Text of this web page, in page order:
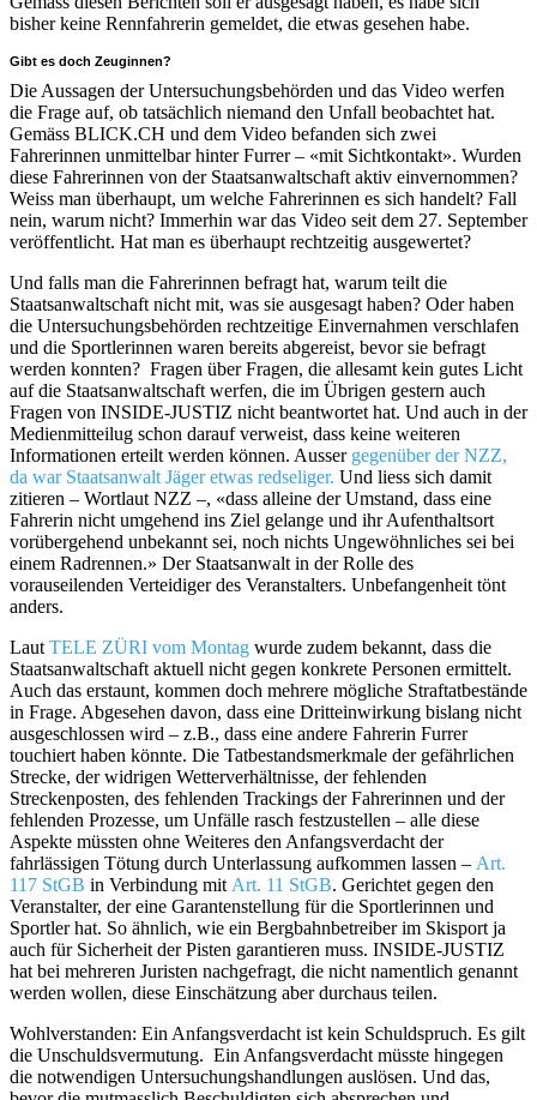
bisher keine Rennfahrerin gemeldet, die etwas gesehen habe.
Gibt es doch Zeuginnen?
Die Aussagen der Untersuchungsbehörden und das Video werfen
die Frage auf, ob tatsächlich niemand den Unfall beobachtet hat.
Gemäss BLICK.CH und dem Video befanden sich zwei
Fahrerinnen unmittelbar hinter Furrer – «mit Sichtkontakt». Wurden
diese Fahrerinnen von der Staatsanwaltschaft aktiv einvernommen?
Weiss man überhaupt, um welche Fahrerinnen es sich handelt? Fall
nein, warum nicht? Immerhin war das Video seit dem 27. September
veröffentlicht. Hat man es überhaupt rechtzeitig ausgewertet?
Und falls man die Fahrerinnen befragt hat, warum teilt die
Staatsanwaltschaft nicht mit, was sie ausgesagt haben? Oder haben
die Untersuchungsbehörden rechtzeitige Einvernahmen verschlafen
und die Sportlerinnen waren bereits abgereist, bevor sie befragt
werden konnten? Fragen über Fragen, die allesamt kein gutes Licht
auf die Staatsanwaltschaft werfen, die im Übrigen gestern auch
Fragen von INSIDE-JUSTIZ nicht beantwortet hat. Und auch in der
Medienmitteilug schon darauf verweist, dass keine weiteren
Informationen erteilt werden können. Ausser gegenüber der NZZ,
da war Staatsanwalt Jäger etwas redseliger. Und liess sich damit
zitieren – Wortlaut NZZ –, «dass alleine der Umstand, dass eine
Fahrerin nicht umgehend ins Ziel gelange und ihr Aufenthaltsort
vorübergehend unbekannt sei, noch nichts Ungewöhnliches sei bei
einem Radrennen.» Der Staatsanwalt in der Rolle des
vorauseilenden Verteidiger des Veranstalters. Unbefangenheit tönt
anders.
Laut TELE ZÜRI vom Montag wurde zudem bekannt, dass die
Staatsanwaltschaft aktuell nicht gegen konkrete Personen ermittelt.
Auch das erstaunt, kommen doch mehrere mögliche Straftatbestände
in Frage. Abgesehen davon, dass eine Dritteinwirkung bislang nicht
ausgeschlossen wird – z.B., dass eine andere Fahrerin Furrer
touchiert haben könnte. Die Tatbestandsmerkmale der gefährlichen
Strecke, der widrigen Wetterverhältnisse, der fehlenden
Streckenposten, des fehlenden Trackings der Fahrerinnen und der
fehlenden Prozesse, um Unfälle rasch festzustellen – alle diese
Aspekte müssten ohne Weiteres den Anfangsverdacht der
fahrlässigen Tötung durch Unterlassung aufkommen lassen – Art.
117 StGB in Verbindung mit Art. 11 StGB. Gerichtet gegen den
Veranstalter, der eine Garantenstellung für die Sportlerinnen und
Sportler hat. So ähnlich, wie ein Bergbahnbetreiber im Skisport ja
auch für Sicherheit der Pisten garantieren muss. INSIDE-JUSTIZ
hat bei mehreren Juristen nachgefragt, die nicht namentlich genannt
werden wollen, diese Einschätzung aber durchaus teilen.
Wohlverstanden: Ein Anfangsverdacht ist kein Schuldspruch. Es gilt
die Unschuldsvermutung. Ein Anfangsverdacht müsste hingegen
die notwendigen Untersuchungshandlungen auslösen. Und das,